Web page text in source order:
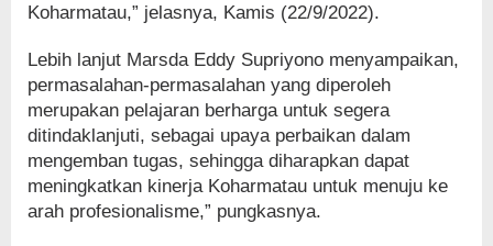
Koharmatau,” jelasnya, Kamis (22/9/2022).
Lebih lanjut Marsda Eddy Supriyono menyampaikan,
permasalahan-permasalahan yang diperoleh
merupakan pelajaran berharga untuk segera
ditindaklanjuti, sebagai upaya perbaikan dalam
mengemban tugas, sehingga diharapkan dapat
meningkatkan kinerja Koharmatau untuk menuju ke
arah profesionalisme,” pungkasnya.